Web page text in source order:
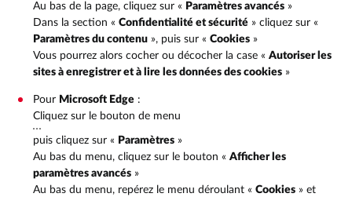
Au bas de la page, cliquez sur « Paramètres avancés »
Dans la section « Confidentialité et sécurité » cliquez sur «
Paramètres du contenu », puis sur « Cookies »
Vous pourrez alors cocher ou décocher la case « Autoriser les
sites à enregistrer et à lire les données des cookies »
Pour Microsoft Edge :
Cliquez sur le bouton de menu
puis cliquez sur « Paramètres »
Au bas du menu, cliquez sur le bouton « Afficher les
paramètres avancés »
Au bas du menu, repérez le menu déroulant « Cookies » et